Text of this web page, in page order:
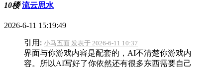
10楼 流云思水
2026-6-11 15:19:49
引用: 小马五面 发表于 2026-6-11 10:37
界面与你游戏内容是配套的，AI不清楚你游戏内
容。所以AI写好了你依然还有很多东西需要自己